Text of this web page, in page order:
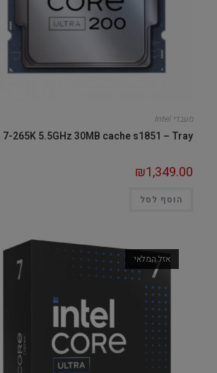
מעבדי Intel
265K 5.5GHz 30MB cache s1851 – Tray
₪1,349.00
הוסף לסל
אזל המלאי